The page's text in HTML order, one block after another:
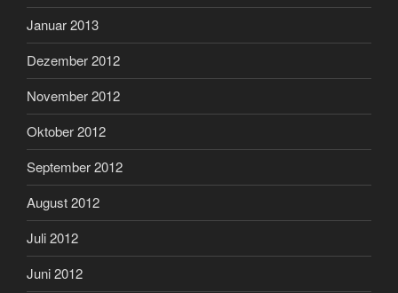
Januar 2013
Dezember 2012
November 2012
Oktober 2012
September 2012
August 2012
Juli 2012
Juni 2012